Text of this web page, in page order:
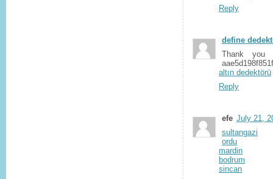
Reply
define
Thank you
altın dedektörü
Reply
efe July 21,
sultangazi
ordu
mardin
bodrum
sincan